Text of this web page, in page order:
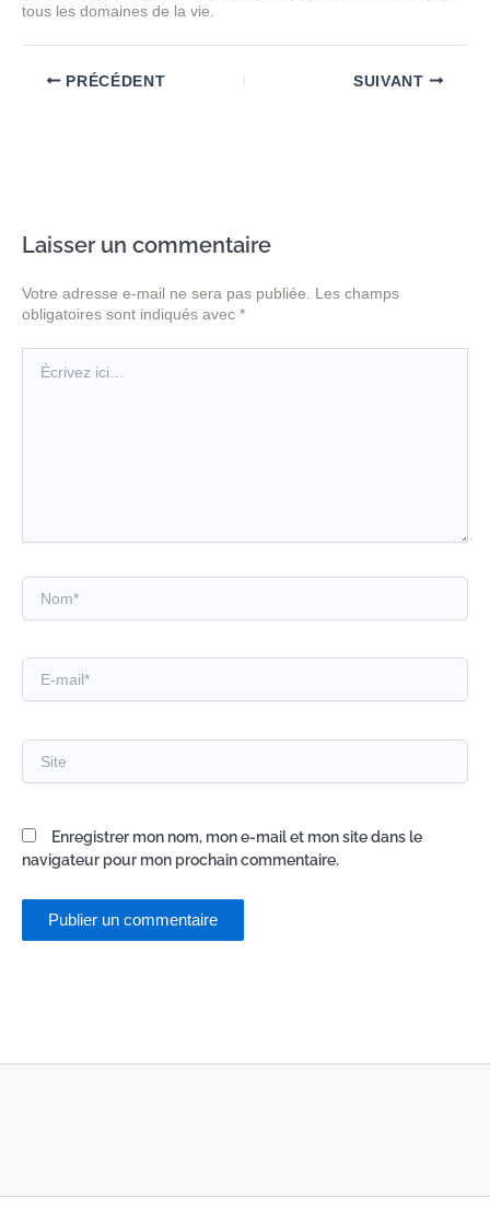
tous les domaines de la vie.
PRÉCÉDENT SUIVANT
Laisser un commentaire
Votre adresse e-mail ne sera pas publiée.
Les champs
obligatoires sont indiqués avec *
ici…
mail*
Enregistrer mon nom, mon e-mail et mon site dans le
navigateur pour mon prochain commentaire.